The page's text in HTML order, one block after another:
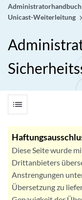
Unicast-Weiterleitung
list
Diese Seite wurde
Drittanbieters
Anstrengungen
Übersetzung zu